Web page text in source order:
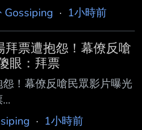
。 先不說銀行有多現
押 品拿不出來、工作又
借錢給你？ 反觀有錢人
資產，每年隨便做個保守
自動增值20 0萬，連動都
作一整年都賺不到這個數
有銀行給低利槓桿、還
Gossiping · 1小時前
拜票遭抱怨！幕僚反嗆
眼：拜票
！幕僚反嗆民眾影片曝光
realtimenews/202
· 1小時前